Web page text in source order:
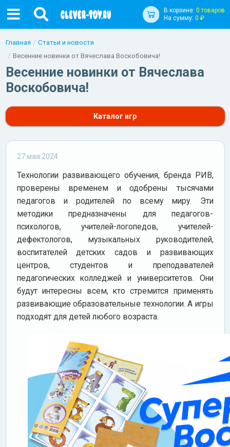
В корзине: 0 товаров
На сумму: 0 ₽
Главная
Статьи и новости
Весенние новинки от Вячеслава Воскобовича!
Весенние новинки от Вячеслава
Воскобовича!
Каталог игр
27 мая 2024
Технологии развивающего обучения, бренда РИВ,
проверены временем и одобрены тысячами
педагогов и родителей по всему миру. Эти
методики предназначены для педагогов-
психологов, учителей-логопедов, учителей-
дефектологов, музыкальных руководителей,
воспитателей детских садов и развивающих
центров, студентов и преподавателей
педагогических колледжей и университетов. Они
будут интересны всем, кто стремится применять
развивающие образовательные технологии. А игры
подходят для детей любого возраста.